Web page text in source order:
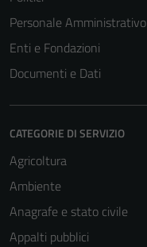
Personale Amministrativo
Enti e Fondazioni
Documenti e Dati
CATEGORIE DI SERVIZIO
Agricoltura
Ambiente
Anagrafe e stato civile
Appalti pubblici